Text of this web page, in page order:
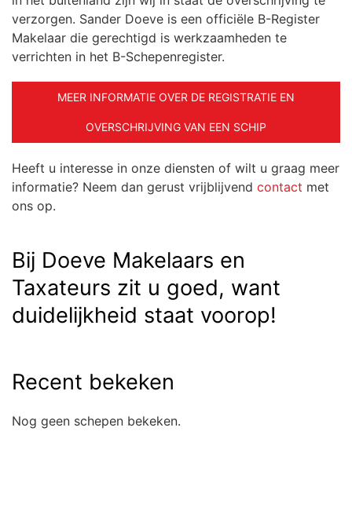
verzorgen. Sander Doeve is een officiële B-Register
Makelaar die gerechtigd is werkzaamheden te
verrichten in het B-Schepenregister.
MEER INFORMATIE OVER DE REGISTRATIE EN
OVERSCHRIJVING VAN EEN SCHIP
Heeft u interesse in onze diensten of wilt u graag meer
informatie? Neem dan gerust vrijblijvend contact met
ons op.
Bij Doeve Makelaars en
Taxateurs zit u goed, want
duidelijkheid staat voorop!
Recent bekeken
Nog geen schepen bekeken.